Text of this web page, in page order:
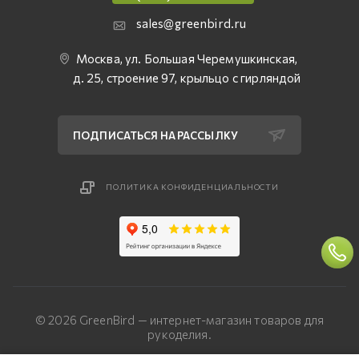
sales@greenbird.ru
Москва, ул. Большая Черемушкинская,
д. 25, строение 97, крыльцо с гирляндой
ПОДПИСАТЬСЯ НА РАССЫЛКУ
ПОЛИТИКА КОНФИДЕНЦИАЛЬНОСТИ
© 2026 GreenBird — интернет-магазин товаров для
рукоделия.